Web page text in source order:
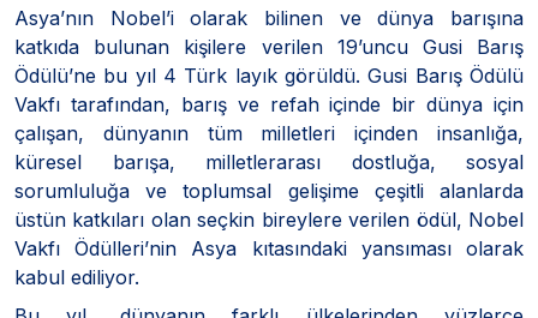
Asya’nın Nobel’i olarak bilinen ve dünya barışına
katkıda bulunan kişilere verilen 19’uncu Gusi Barış
Ödülü’ne bu yıl 4 Türk layık görüldü. Gusi Barış Ödülü
Vakfı tarafından, barış ve refah içinde bir dünya için
çalışan, dünyanın tüm milletleri içinden insanlığa,
küresel barışa, milletlerarası dostluğa, sosyal
sorumluluğa ve toplumsal gelişime çeşitli alanlarda
üstün katkıları olan seçkin bireylere verilen ödül, Nobel
Vakfı Ödülleri’nin Asya kıtasındaki yansıması olarak
kabul ediliyor.